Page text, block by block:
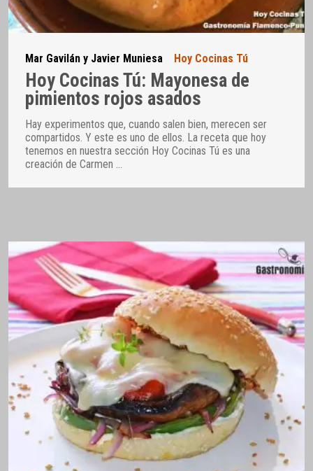
Mar Gavilán y Javier Muniesa Hoy Cocinas Tú
Hoy Cocinas Tú: Mayonesa de
pimientos rojos asados
Hay experimentos que, cuando salen bien, merecen ser
compartidos. Y este es uno de ellos. La receta que hoy
tenemos en nuestra sección Hoy Cocinas Tú es una
creación de Carmen …